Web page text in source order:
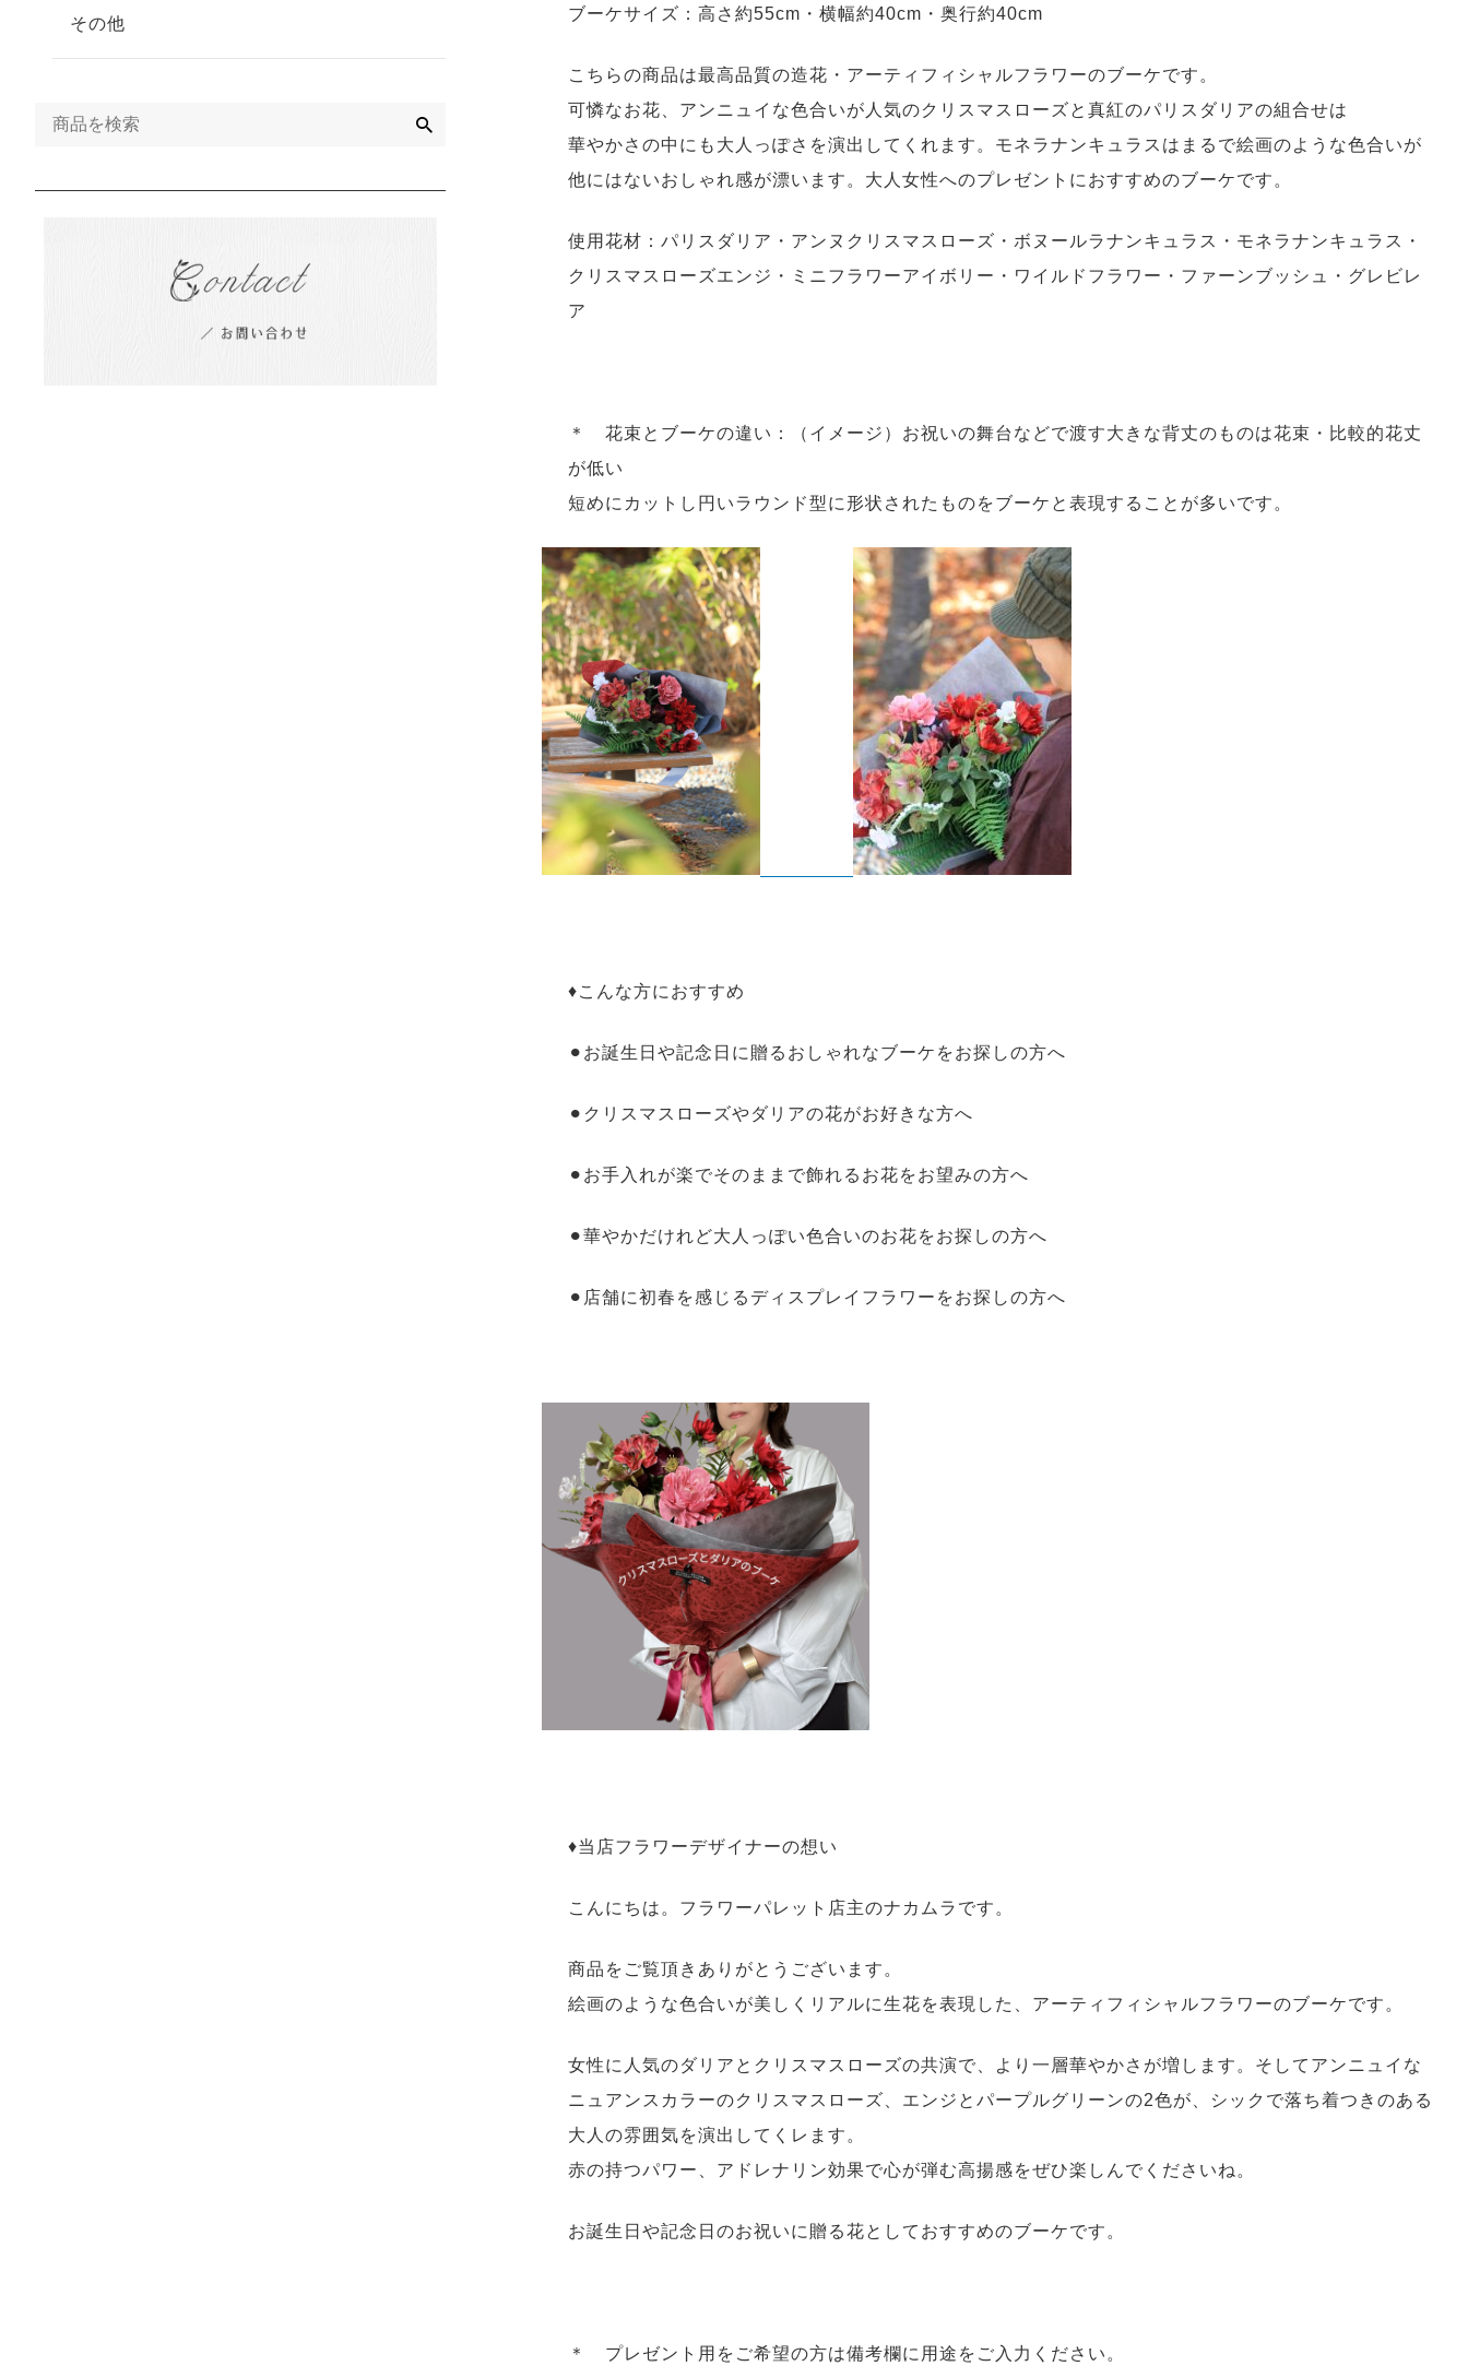
ブーケサイズ：高さ約55cm・横幅約40cm・奥行約40cm
こちらの商品は最高品質の造花・アーティフィシャルフラワーのブーケです。
可憐なお花、アンニュイな色合いが人気のクリスマスローズと真紅のパリスダリアの組合せは
華やかさの中にも大人っぽさを演出してくれます。モネラナンキュラスはまるで絵画のような色合いが
他にはないおしゃれ感が漂います。大人女性へのプレゼントにおすすめのブーケです。
使用花材：パリスダリア・アンヌクリスマスローズ・ボヌールラナンキュラス・モネラナンキュラス・
クリスマスローズエンジ・ミニフラワーアイボリー・ワイルドフラワー・ファーンブッシュ・グレビレ
ア
＊ 花束とブーケの違い：（イメージ）お祝いの舞台などで渡す大きな背丈のものは花束・比較的花丈
が低い
短めにカットし円いラウンド型に形状されたものをブーケと表現することが多いです。
♦️こんな方におすすめ
⚫︎お誕生日や記念日に贈るおしゃれなブーケをお探しの方へ
⚫︎クリスマスローズやダリアの花がお好きな方へ
⚫︎お手入れが楽でそのままで飾れるお花をお望みの方へ
⚫︎華やかだけれど大人っぽい色合いのお花をお探しの方へ
⚫︎店舗に初春を感じるディスプレイフラワーをお探しの方へ
♦︎当店フラワーデザイナーの想い
こんにちは。フラワーパレット店主のナカムラです。
商品をご覧頂きありがとうございます。
絵画のような色合いが美しくリアルに生花を表現した、アーティフィシャルフラワーのブーケです。
女性に人気のダリアとクリスマスローズの共演で、より一層華やかさが増します。そしてアンニュイな
ニュアンスカラーのクリスマスローズ、エンジとパープルグリーンの2色が、シックで落ち着つきのある
大人の雰囲気を演出してくレます。
赤の持つパワー、アドレナリン効果で心が弾む高揚感をぜひ楽しんでくださいね。
お誕生日や記念日のお祝いに贈る花としておすすめのブーケです。
＊ プレゼント用をご希望の方は備考欄に用途をご入力ください。
その他